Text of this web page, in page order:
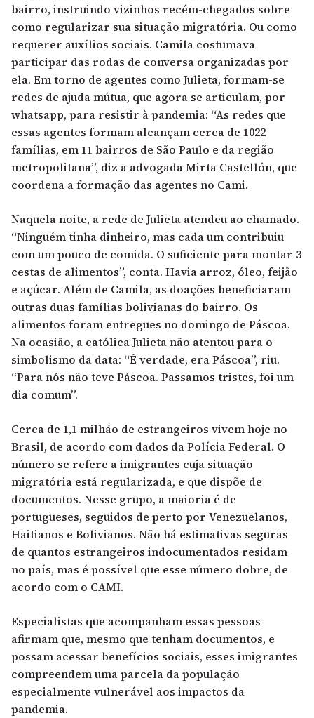
bairro, instruindo vizinhos recém-chegados sobre
como regularizar sua situação migratória. Ou como
requerer auxílios sociais. Camila costumava
participar das rodas de conversa organizadas por
ela. Em torno de agentes como Julieta, formam-se
redes de ajuda mútua, que agora se articulam, por
whatsapp, para resistir à pandemia: “As redes que
essas agentes formam alcançam cerca de 1022
famílias, em 11 bairros de São Paulo e da região
metropolitana”, diz a advogada Mirta Castellón, que
coordena a formação das agentes no Cami.
Naquela noite, a rede de Julieta atendeu ao chamado.
“Ninguém tinha dinheiro, mas cada um contribuiu
com um pouco de comida. O suficiente para montar 3
cestas de alimentos”, conta. Havia arroz, óleo, feijão
e açúcar. Além de Camila, as doações beneficiaram
outras duas famílias bolivianas do bairro. Os
alimentos foram entregues no domingo de Páscoa.
Na ocasião, a católica Julieta não atentou para o
simbolismo da data: “É verdade, era Páscoa”, riu.
“Para nós não teve Páscoa. Passamos tristes, foi um
dia comum”.
Cerca de 1,1 milhão de estrangeiros vivem hoje no
Brasil, de acordo com dados da Polícia Federal. O
número se refere a imigrantes cuja situação
migratória está regularizada, e que dispõe de
documentos. Nesse grupo, a maioria é de
portugueses, seguidos de perto por Venezuelanos,
Haitianos e Bolivianos. Não há estimativas seguras
de quantos estrangeiros indocumentados residam
no país, mas é possível que esse número dobre, de
acordo com o CAMI.
Especialistas que acompanham essas pessoas
afirmam que, mesmo que tenham documentos, e
possam acessar benefícios sociais, esses imigrantes
compreendem uma parcela da população
especialmente vulnerável aos impactos da
pandemia.